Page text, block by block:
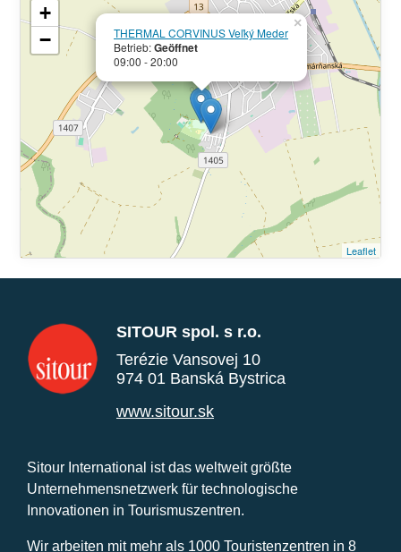
THERMAL CORVINUS Veľký Meder
Betrieb:Geöffnet
09:00 - 20:00
×
+
−
Leaflet
SITOUR spol. s r.o.
Terézie Vansovej 10
974 01 Banská Bystrica
www.sitour.sk
Sitour International ist das weltweit größte
Unternehmensnetzwerk für technologische
Innovationen in Tourismuszentren.
Wir arbeiten mit mehr als 1000 Touristenzentren in 8